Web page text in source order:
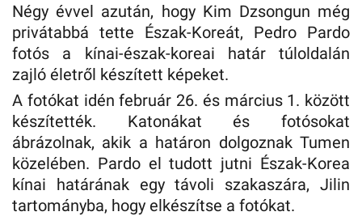
Négy évvel azután, hogy Kim Dzsongun még
privátabbá tette Észak-Koreát, Pedro Pardo
fotós a kínai-észak-koreai határ túloldalán
zajló életről készített képeket.
A fotókat idén február 26. és március 1. között
készítették. Katonákat és fotósokat
ábrázolnak, akik a határon dolgoznak Tumen
közelében. Pardo el tudott jutni Észak-Korea
kínai határának egy távoli szakaszára, Jilin
tartományba, hogy elkészítse a fotókat.